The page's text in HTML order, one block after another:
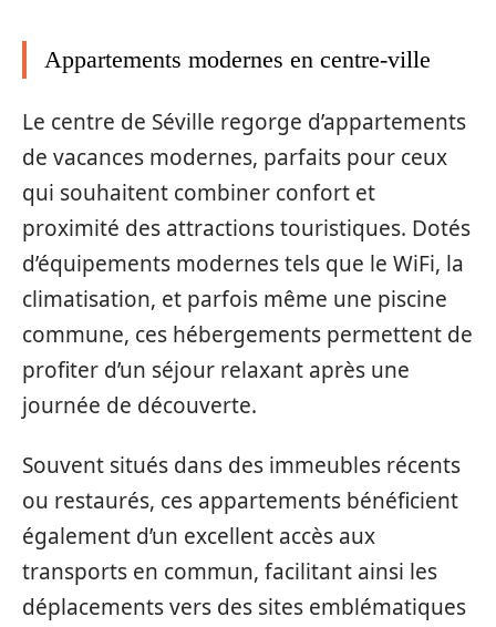
Appartements modernes en centre-ville
Le centre de Séville regorge d’appartements
de vacances modernes, parfaits pour ceux
qui souhaitent combiner confort et
proximité des attractions touristiques. Dotés
d’équipements modernes tels que le WiFi, la
climatisation, et parfois même une piscine
commune, ces hébergements permettent de
profiter d’un séjour relaxant après une
journée de découverte.
Souvent situés dans des immeubles récents
ou restaurés, ces appartements bénéficient
également d’un excellent accès aux
transports en commun, facilitant ainsi les
déplacements vers des sites emblématiques